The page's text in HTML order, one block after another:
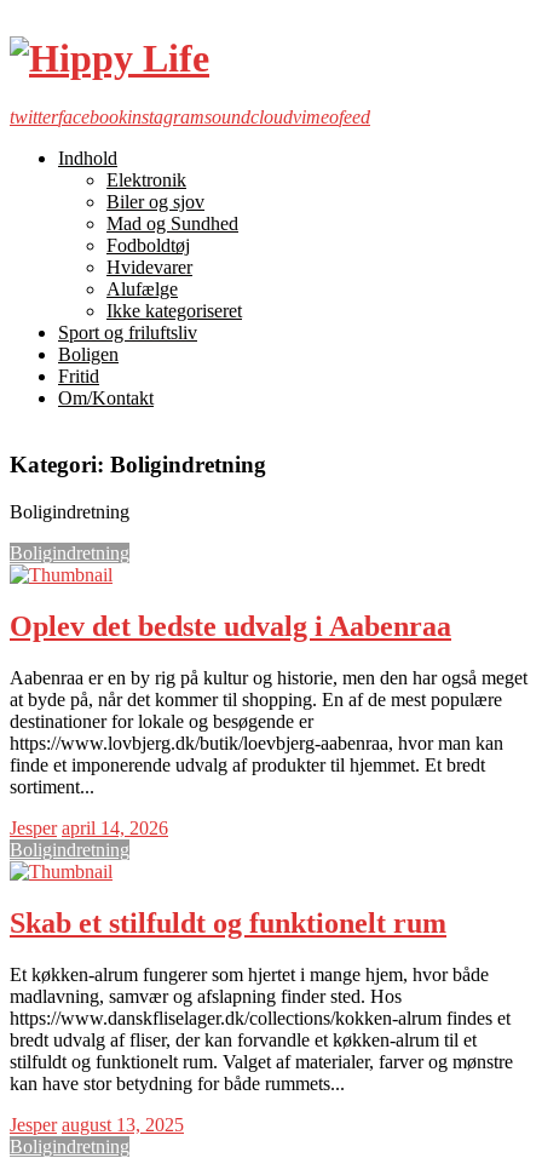
twitterfacebookinstagramsoundcloudvimeofeed
Indhold
Elektronik
Biler og sjov
Mad og Sundhed
Fodboldtøj
Hvidevarer
Alufælge
Ikke kategoriseret
Sport og friluftsliv
Boligen
Fritid
Om/Kontakt
Kategori: Boligindretning
Boligindretning
Boligindretning
Oplev det bedste udvalg i Aabenraa
Aabenraa er en by rig på kultur og historie, men den har også meget
at byde på, når det kommer til shopping. En af de mest populære
destinationer for lokale og besøgende er
https://www.lovbjerg.dk/butik/loevbjerg-aabenraa, hvor man kan
finde et imponerende udvalg af produkter til hjemmet. Et bredt
sortiment...
Jesper april 14, 2026
Boligindretning
Skab et stilfuldt og funktionelt rum
Et køkken-alrum fungerer som hjertet i mange hjem, hvor både
madlavning, samvær og afslapning finder sted. Hos
https://www.danskfliselager.dk/collections/kokken-alrum findes et
bredt udvalg af fliser, der kan forvandle et køkken-alrum til et
stilfuldt og funktionelt rum. Valget af materialer, farver og mønstre
kan have stor betydning for både rummets...
Jesper august 13, 2025
Boligindretning